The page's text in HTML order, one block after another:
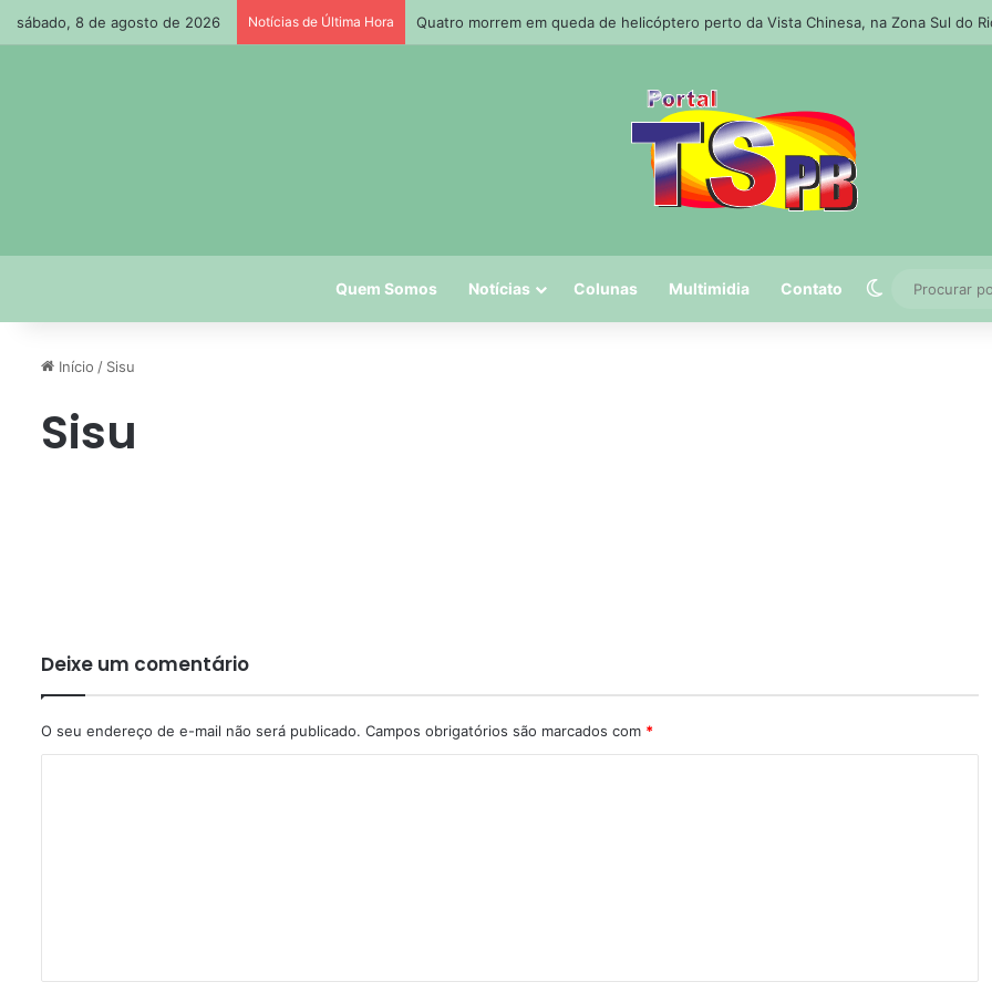
sábado, 8 de agosto de 2026 Notícias de Última Hora Quatro morrem em queda de helicóptero perto da Vista Chinesa, na Zona Sul do
Quem Somos Notícias Colunas Multimidia Contato Switch skin
Início / Sisu
Sisu
Deixe um comentário
O seu endereço de e-mail não será publicado. Campos obrigatórios são marcados com *